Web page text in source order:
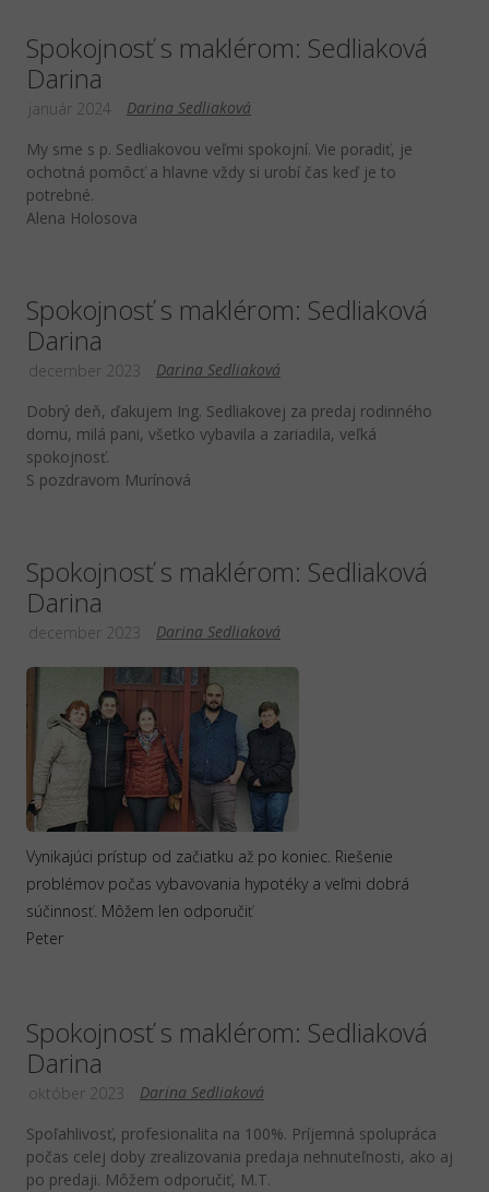
Spokojnosť s maklérom: Sedliaková
Darina
Darina Sedliaková
január 2024
My sme s p. Sedliakovou veľmi spokojní. Vie poradiť, je
ochotná pomôcť a hlavne vždy si urobí čas keď je to
potrebné.
Alena Holosova
Spokojnosť s maklérom: Sedliaková
Darina
Darina Sedliaková
december 2023
Dobrý deň, ďakujem Ing. Sedliakovej za predaj rodinného
domu, milá pani, všetko vybavila a zariadila, veľká
spokojnosť.
S pozdravom Murínová
Spokojnosť s maklérom: Sedliaková
Darina
Darina Sedliaková
december 2023
Vynikajúci prístup od začiatku až po koniec. Riešenie
problémov počas vybavovania hypotéky a veľmi dobrá
súčinnosť. Môžem len odporučiť
Peter
Spokojnosť s maklérom: Sedliaková
Darina
Darina Sedliaková
október 2023
Spoľahlivosť, profesionalita na 100%. Príjemná spolupráca
počas celej doby zrealizovania predaja nehnuteľnosti, ako aj
po predaji. Môžem odporučiť, M.T.